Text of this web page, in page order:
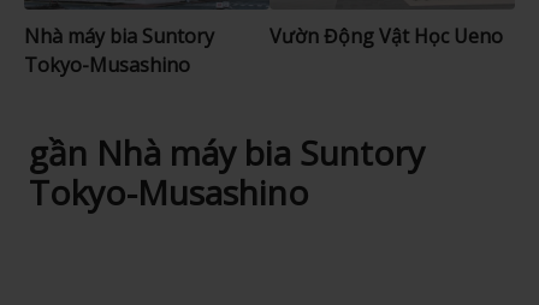
Nhà máy bia Suntory
Tokyo-Musashino
Vườn Động Vật Học Ueno
gần Nhà máy bia Suntory
Tokyo-Musashino